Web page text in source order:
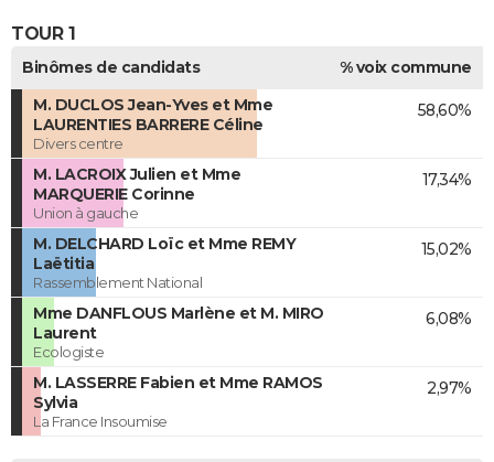
TOUR 1
Binômes de candidats
% voix commune
M. DUCLOS Jean-Yves et Mme
LAURENTIES BARRERE Céline
Divers centre
58,60%
M. LACROIX Julien et Mme
MARQUERIE Corinne
Union à gauche
17,34%
M. DELCHARD Loïc et Mme REMY
Laëtitia
Rassemblement National
15,02%
Mme DANFLOUS Marlène et M. MIRO
Laurent
Ecologiste
6,08%
M. LASSERRE Fabien et Mme RAMOS
Sylvia
La France Insoumise
2,97%